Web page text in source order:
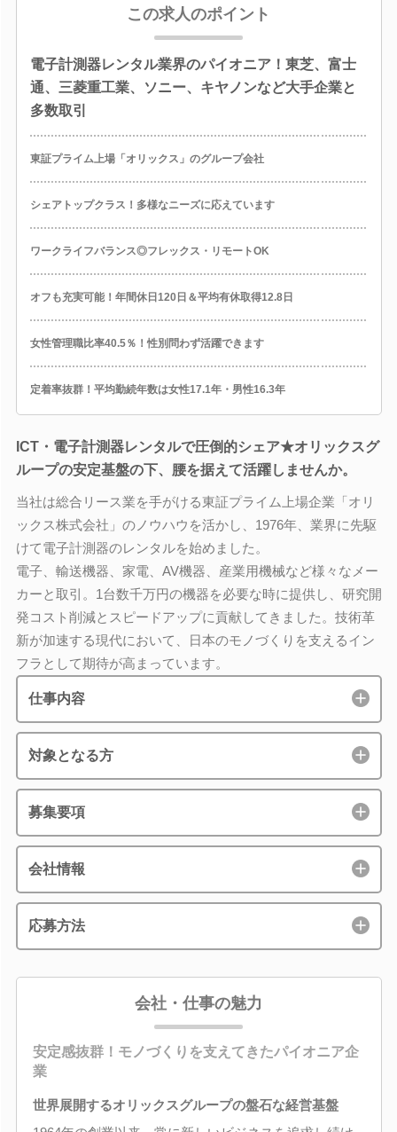
この求人のポイント
電子計測器レンタル業界のパイオニア！東芝、富士
通、三菱重工業、ソニー、キヤノンなど大手企業と
多数取引
東証プライム上場「オリックス」のグループ会社
シェアトップクラス！多様なニーズに応えています
ワークライフバランス◎フレックス・リモートOK
オフも充実可能！年間休日120日＆平均有休取得12.8日
女性管理職比率40.5％！性別問わず活躍できます
定着率抜群！平均勤続年数は女性17.1年・男性16.3年
ICT・電子計測器レンタルで圧倒的シェア★オリックスグ
ループの安定基盤の下、腰を据えて活躍しませんか。
当社は総合リース業を手がける東証プライム上場企業「オリ
ックス株式会社」のノウハウを活かし、1976年、業界に先駆
けて電子計測器のレンタルを始めました。
電子、輸送機器、家電、AV機器、産業用機械など様々なメー
カーと取引。1台数千万円の機器を必要な時に提供し、研究開
発コスト削減とスピードアップに貢献してきました。技術革
新が加速する現代において、日本のモノづくりを支えるイン
フラとして期待が高まっています。
仕事内容
対象となる方
募集要項
会社情報
応募方法
会社・仕事の魅力
安定感抜群！モノづくりを支えてきたパイオニア企
業
世界展開するオリックスグループの盤石な経営基盤